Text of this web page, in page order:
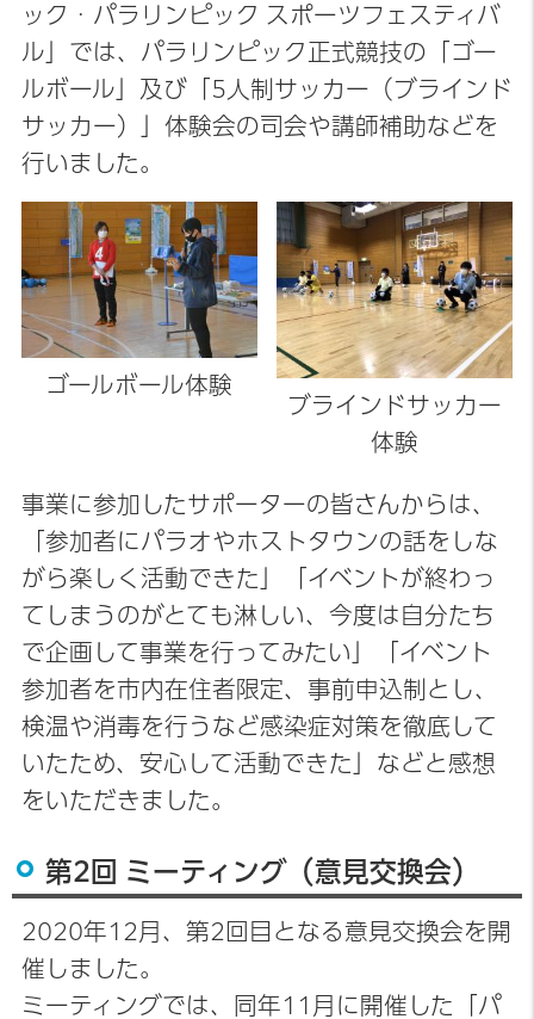
ック・パラリンピック スポーツフェスティバ
ル」では、パラリンピック正式競技の「ゴー
ルボール」及び「5人制サッカー（ブラインド
サッカー）」体験会の司会や講師補助などを
行いました。
ゴールボール体験
ブラインドサッカー
体験
事業に参加したサポーターの皆さんからは、
「参加者にパラオやホストタウンの話をしな
がら楽しく活動できた」「イベントが終わっ
てしまうのがとても淋しい、今度は自分たち
で企画して事業を行ってみたい」「イベント
参加者を市内在住者限定、事前申込制とし、
検温や消毒を行うなど感染症対策を徹底して
いたため、安心して活動できた」などと感想
をいただきました。
第2回 ミーティング（意見交換会）
2020年12月、第2回目となる意見交換会を開
催しました。
ミーティングでは、同年11月に開催した「パ